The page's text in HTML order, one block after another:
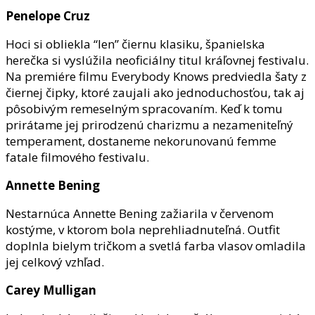
Penelope Cruz
Hoci si obliekla “len” čiernu klasiku, španielska
herečka si vyslúžila neoficiálny titul kráľovnej festivalu.
Na premiére filmu Everybody Knows predviedla šaty z
čiernej čipky, ktoré zaujali ako jednoduchosťou, tak aj
pôsobivým remeselným spracovaním. Keď k tomu
prirátame jej prirodzenú charizmu a nezameniteľný
temperament, dostaneme nekorunovanú femme
fatale filmového festivalu.
Annette Bening
Nestarnúca Annette Bening zažiarila v červenom
kostýme, v ktorom bola neprehliadnuteľná. Outfit
doplnla bielym tričkom a svetlá farba vlasov omladila
jej celkový vzhľad.
Carey Mulligan